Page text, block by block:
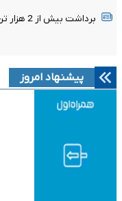
برداشت بیش از 2 هزار تن حبوبات دیم از مزارع قزوین
پیشنهاد امروز